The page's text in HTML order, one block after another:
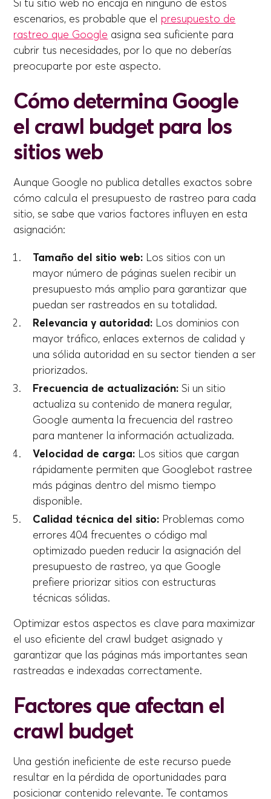
Si tu sitio web no encaja en ninguno de estos
escenarios, es probable que el presupuesto de
rastreo que Google asigna sea suficiente para
cubrir tus necesidades, por lo que no deberías
preocuparte por este aspecto.
Cómo determina Google
el crawl budget para los
sitios web
Aunque Google no publica detalles exactos sobre
cómo calcula el presupuesto de rastreo para cada
sitio, se sabe que varios factores influyen en esta
asignación:
Tamaño del sitio web: Los sitios con un
mayor número de páginas suelen recibir un
presupuesto más amplio para garantizar que
puedan ser rastreados en su totalidad.
Relevancia y autoridad: Los dominios con
mayor tráfico, enlaces externos de calidad y
una sólida autoridad en su sector tienden a ser
priorizados.
Frecuencia de actualización: Si un sitio
actualiza su contenido de manera regular,
Google aumenta la frecuencia del rastreo
para mantener la información actualizada.
Velocidad de carga: Los sitios que cargan
rápidamente permiten que Googlebot rastree
más páginas dentro del mismo tiempo
disponible.
Calidad técnica del sitio: Problemas como
errores 404 frecuentes o código mal
optimizado pueden reducir la asignación del
presupuesto de rastreo, ya que Google
prefiere priorizar sitios con estructuras
técnicas sólidas.
Optimizar estos aspectos es clave para maximizar
el uso eficiente del crawl budget asignado y
garantizar que las páginas más importantes sean
rastreadas e indexadas correctamente.
Factores que afectan el
crawl budget
Una gestión ineficiente de este recurso puede
resultar en la pérdida de oportunidades para
posicionar contenido relevante. Te contamos